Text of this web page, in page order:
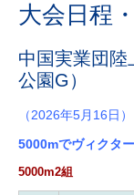
大会日程
中国実業団陸
公園G）
（2026年5月16日）
5000mでヴィクタ
5000m2組